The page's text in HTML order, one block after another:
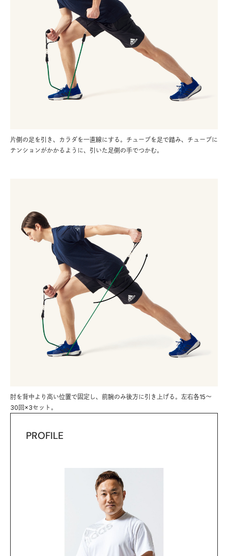
片側の足を引き、カラダを一直線にする。チューブを足で踏み、チューブに
テンションがかかるように、引いた足側の手でつかむ。
肘を背中より高い位置で固定し、前腕のみ後方に引き上げる。左右各15～
30回×3セット。
PROFILE